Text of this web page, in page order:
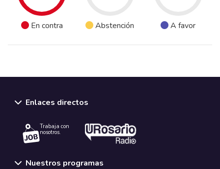
En contra Abstención A favor
Enlaces directos
Trabaja con
nosotros.
Nuestros programas